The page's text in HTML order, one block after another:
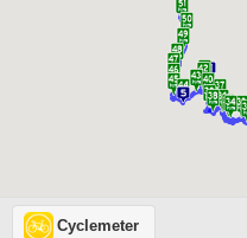
Cyclemeter